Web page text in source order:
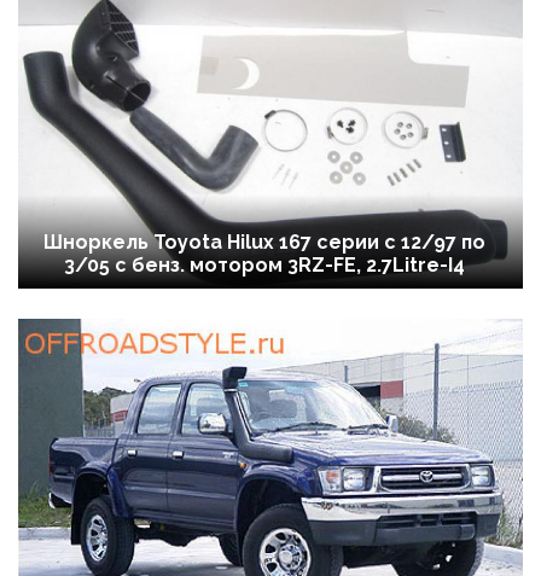
Шноркель Toyota Hilux 167 серии c 12/97 по
3/05 с бенз. мотором 3RZ-FE, 2.7Litre-I4